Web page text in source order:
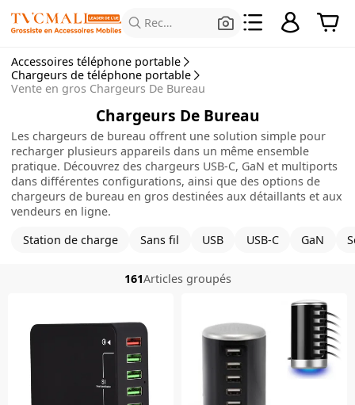
Rechercher des produits
Accessoires téléphone portable
Chargeurs de téléphone portable
Vente en gros Chargeurs De Bureau
Chargeurs De Bureau
Les chargeurs de bureau offrent une solution simple pour
recharger plusieurs appareils dans un même ensemble
pratique. Découvrez des chargeurs USB-C, GaN et multiports
dans différentes configurations, ainsi que des options de
chargeurs de bureau en gros destinées aux détaillants et aux
vendeurs en ligne.
Station de charge
Sans fil USB USB-C GaN
161Articles groupés